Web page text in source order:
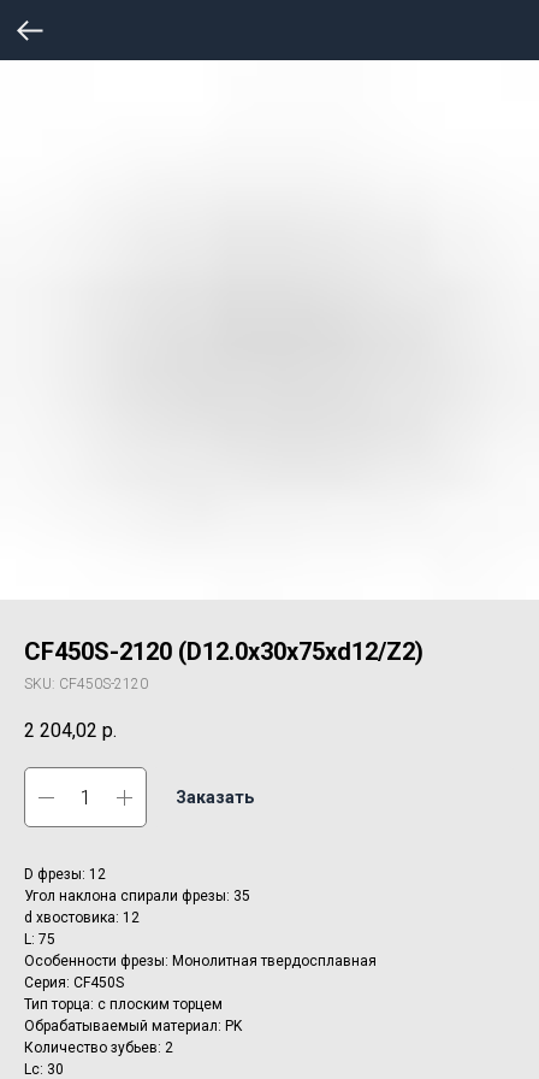
CF450S-2120 (D12.0x30x75xd12/Z2)
SKU: CF450S-2120
2 204,02 р.
Заказать
D фрезы: 12
Угол наклона спирали фрезы: 35
d хвостовика: 12
L: 75
Особенности фрезы: Монолитная твердосплавная
Серия: CF450S
Тип торца: с плоским торцем
Обрабатываемый материал: PK
Количество зубьев: 2
Lc: 30